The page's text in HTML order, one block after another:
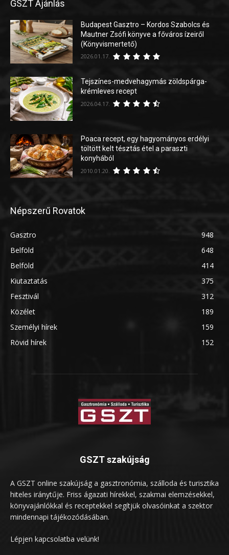
GSZT Ajánlás
Budapest Gasztro – Kordos Szabolcs és
Mautner Zsófi könyve a főváros ízeiről
(Könyvismertető)
2026.01.17.
Tejszínes-medvehagymás zöldspárga-
krémleves recept
2026.04.17.
Poaca recept, egy hagyományos erdélyi
töltött kelt tésztás étel a paraszti
konyhából
2010.01.20.
Népszerű Rovatok
Gasztro
948
Belföld
648
Belföld
414
Kiutaztatás
375
Fesztivál
312
Közélet
189
Személyi hírek
159
Rövid hírek
152
GSZT szakújság
A GSZT online szakújság a gasztronómia, szálloda és turisztika
hiteles iránytűje. Friss ágazati hírekkel, szakmai elemzésekkel,
könyvajánlókkal és receptekkel segítjük olvasóinkat a szektor
mindennapi tájékozódásában.
Lépjen kapcsolatba velünk!